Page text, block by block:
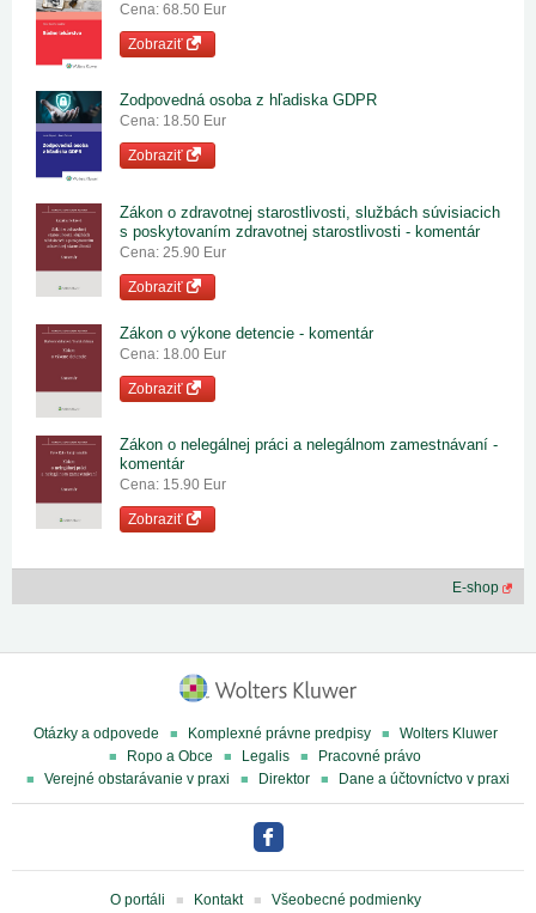
Cena: 68.50 Eur
Zobraziť
Zodpovedná osoba z hľadiska GDPR
Cena: 18.50 Eur
Zobraziť
Zákon o zdravotnej starostlivosti, službách súvisiacich
s poskytovaním zdravotnej starostlivosti - komentár
Cena: 25.90 Eur
Zobraziť
Zákon o výkone detencie - komentár
Cena: 18.00 Eur
Zobraziť
Zákon o nelegálnej práci a nelegálnom zamestnávaní -
komentár
Cena: 15.90 Eur
Zobraziť
E-shop
Otázky a odpovede Komplexné právne predpisy
Wolters Kluwer
Ropo a Obce
Legalis
Pracovné právo
Verejné obstarávanie v praxi
Direktor Dane a účtovníctvo v praxi
O portáli Kontakt Všeobecné podmienky